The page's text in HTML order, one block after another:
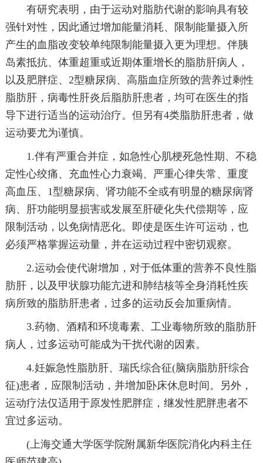
有研究表明，由于运动对脂肪代谢的影响具有较
强针对性，因此通过增加能量消耗、限制能量摄入所
产生的血脂改变较单纯限制能量摄入更为理想。伴胰
岛素抵抗、体重超重或近期体重增长的脂肪肝病人，
以及肥胖症、2型糖尿病、高脂血症所致的营养过剩性
脂肪肝，病毒性肝炎后脂肪肝患者，均可在医生的指
导下进行适当的运动治疗。但另有4类脂肪肝患者，做
运动要尤为谨慎。
1.伴有严重合并症，如急性心肌梗死急性期、不稳
定性心绞痛、充血性心力衰竭、严重心律失常、重度
高血压、1型糖尿病、肾功能不全或有明显的糖尿病肾
病、肝功能明显损害或发展至肝硬化失代偿期等，应
限制活动，以免病情恶化。即使是医生许可运动，也
必须严格掌握运动量，并在运动过程中密切观察。
2.运动会使代谢增加，对于低体重的营养不良性脂
肪肝，以及甲状腺功能亢进和肺结核等全身消耗性疾
病所致的脂肪肝患者，过多的运动反会加重病情。
3.药物、酒精和环境毒素、工业毒物所致的脂肪肝
病人，过多运动可能成为干扰代谢的因素。
4.妊娠急性脂肪肝、瑞氏综合征(脑病脂肪肝综合
征)患者，应限制活动，并增加卧床休息时间。另外，
运动疗法仅适用于原发性肥胖症，继发性肥胖患者不
宜过多运动。
(上海交通大学医学院附属新华医院消化内科主任